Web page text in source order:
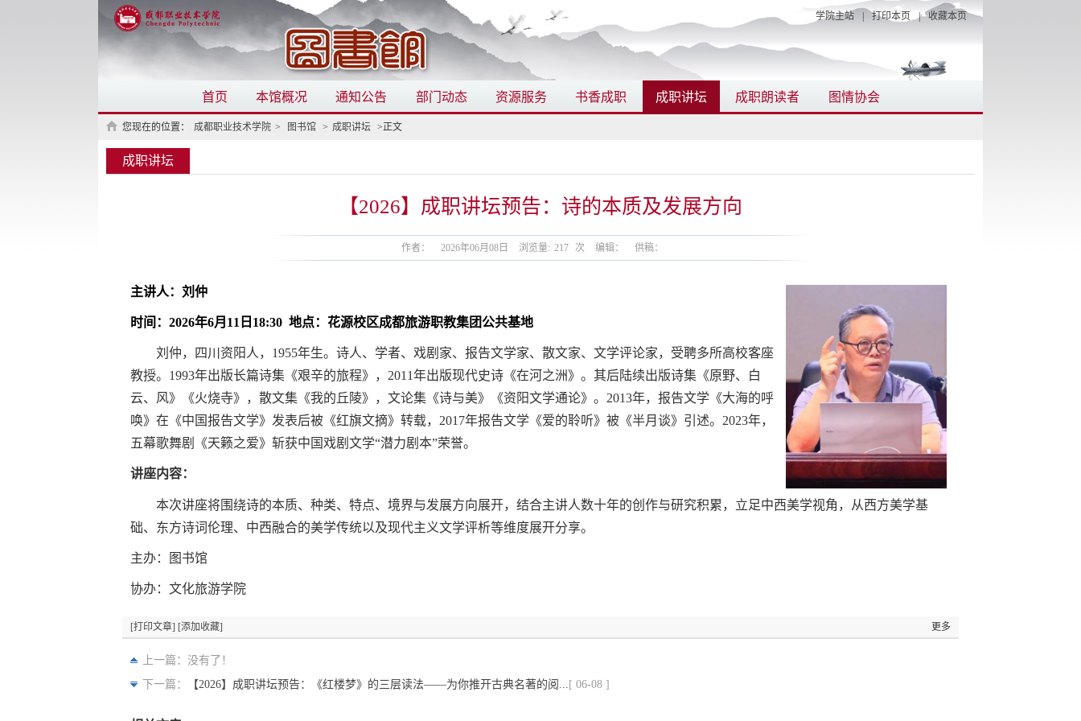
学院主站 打印本页 | 收藏本页
首页 本馆概况 通知公告 部门动态 资源服务 书香成职 成职讲坛 成职朗读者 图情协会
您现在的位置： 成都职业技术学院 > 图书馆 > 成职讲坛 >正文
成职讲坛
【2026】成职讲坛预告：诗的本质及发展方向
作者： 2026年06月08日 浏览量: 217 次 编辑： 供稿：
主讲人：刘仲
时间：2026年6月11日18:30 地点：花源校区成都旅游职教集团公共基地
刘仲，四川资阳人，1955年生。诗人、学者、戏剧家、报告文学家、散文家、文学评论家，受聘多所高校客座
教授。1993年出版长篇诗集《艰辛的旅程》，2011年出版现代史诗《在河之洲》。其后陆续出版诗集《原野、白
云、风》《火烧寺》，散文集《我的丘陵》，文论集《诗与美》《资阳文学通论》。2013年，报告文学《大海的呼
唤》在《中国报告文学》发表后被《红旗文摘》转载，2017年报告文学《爱的聆听》被《半月谈》引述。2023年，
五幕歌舞剧《天籁之爱》斩获中国戏剧文学“潜力剧本”荣誉。
讲座内容：
本次讲座将围绕诗的本质、种类、特点、境界与发展方向展开，结合主讲人数十年的创作与研究积累，立足中西美学视角，从西方美学基
础、东方诗词伦理、中西融合的美学传统以及现代主义文学评析等维度展开分享。
主办：图书馆
协办：文化旅游学院
[打印文章] [添加收藏] 更多
上一篇：没有了！
下一篇：
【2026】成职讲坛预告：《红楼梦》的三层读法——为你推开古典名著的阅... [ 06-08 ]